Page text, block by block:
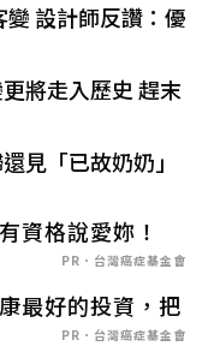
變 設計師反讚：優
將走入歷史 趕末
見「已故奶奶」
資格說愛妳！
PR．台灣癌症基金會
最好的投資，把
PR．台灣癌症基金會